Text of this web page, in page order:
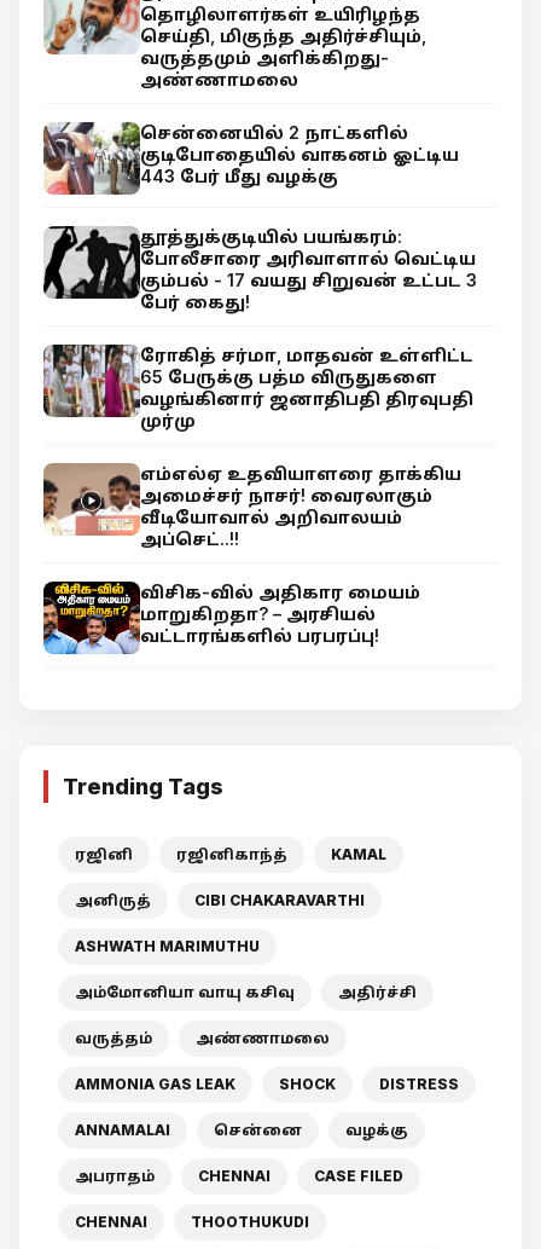
தொழிலாளர்கள் உயிரிழந்த
செய்தி, மிகுந்த அதிர்ச்சியும்,
வருத்தமும் அளிக்கிறது-
அண்ணாமலை
சென்னையில் 2 நாட்களில்
குடிபோதையில் வாகனம் ஓட்டிய
443 பேர் மீது வழக்கு
தூத்துக்குடியில் பயங்கரம்:
போலீசாரை அரிவாளால் வெட்டிய
கும்பல் - 17 வயது சிறுவன் உட்பட 3
பேர் கைது!
ரோகித் சர்மா, மாதவன் உள்ளிட்ட
65 பேருக்கு பத்ம விருதுகளை
வழங்கினார் ஜனாதிபதி திரவுபதி
முர்மு
எம்எல்ஏ உதவியாளரை தாக்கிய
அமைச்சர் நாசர்! வைரலாகும்
வீடியோவால் அறிவாலயம்
அப்செட்..!!
விசிக-வில் அதிகார மையம்
மாறுகிறதா? – அரசியல்
வட்டாரங்களில் பரபரப்பு!
Trending Tags
ரஜினி ரஜினிகாந்த் KAMAL
அனிருத் CIBI CHAKARAVARTHI
ASHWATH MARIMUTHU
அம்மோனியா வாயு கசிவு அதிர்ச்சி
வருத்தம் அண்ணாமலை
AMMONIA GAS LEAK SHOCK DISTRESS
ANNAMALAI சென்னை வழக்கு
அபராதம் CHENNAI CASE FILED
CHENNAI THOOTHUKUDI